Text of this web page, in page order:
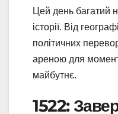
Цей день багатий
історії. Від
політичних
ареною для
майбутнє.
1522: